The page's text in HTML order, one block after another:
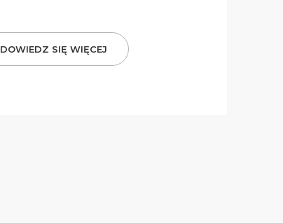
DOWIEDZ SIĘ WIĘCEJ